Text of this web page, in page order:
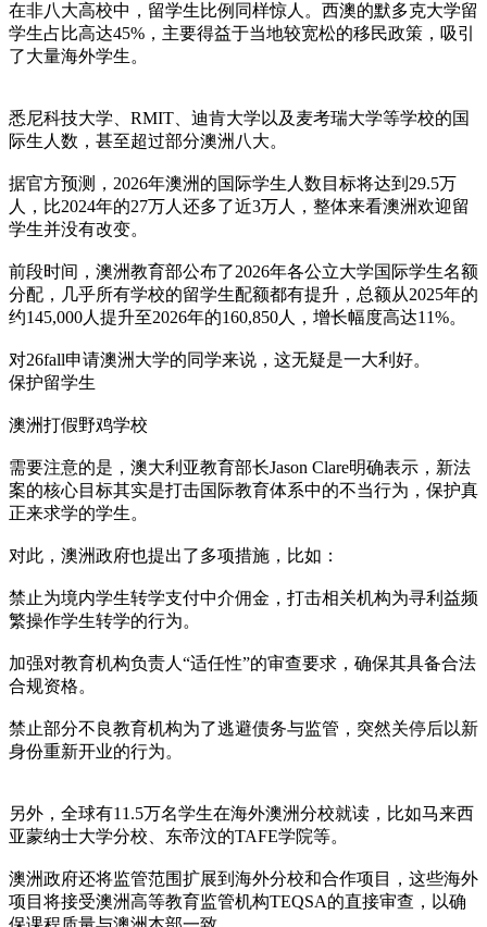
在非八大高校中，留学生比例同样惊人。西澳的默多克大学留
学生占比高达45%，主要得益于当地较宽松的移民政策，吸引
了大量海外学生。
悉尼科技大学、RMIT、迪肯大学以及麦考瑞大学等学校的国
际生人数，甚至超过部分澳洲八大。
据官方预测，2026年澳洲的国际学生人数目标将达到29.5万
人，比2024年的27万人还多了近3万人，整体来看澳洲欢迎留
学生并没有改变。
前段时间，澳洲教育部公布了2026年各公立大学国际学生名额
分配，几乎所有学校的留学生配额都有提升，总额从2025年的
约145,000人提升至2026年的160,850人，增长幅度高达11%。
对26fall申请澳洲大学的同学来说，这无疑是一大利好。
保护留学生
澳洲打假野鸡学校
需要注意的是，澳大利亚教育部长Jason Clare明确表示，新法
案的核心目标其实是打击国际教育体系中的不当行为，保护真
正来求学的学生。
对此，澳洲政府也提出了多项措施，比如：
禁止为境内学生转学支付中介佣金，打击相关机构为寻利益频
繁操作学生转学的行为。
加强对教育机构负责人“适任性”的审查要求，确保其具备合法
合规资格。
禁止部分不良教育机构为了逃避债务与监管，突然关停后以新
身份重新开业的行为。
另外，全球有11.5万名学生在海外澳洲分校就读，比如马来西
亚蒙纳士大学分校、东帝汶的TAFE学院等。
澳洲政府还将监管范围扩展到海外分校和合作项目，这些海外
项目将接受澳洲高等教育监管机构TEQSA的直接审查，以确